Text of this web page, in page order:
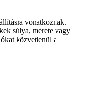
vonatkoznak.
súlya, mérete vagy
közvetlenül a